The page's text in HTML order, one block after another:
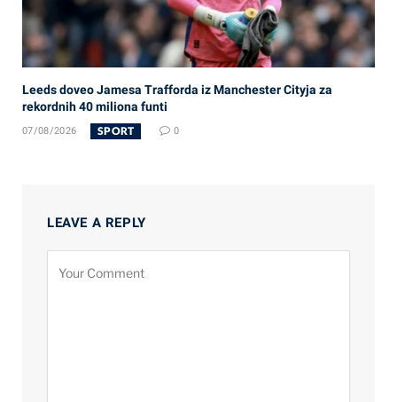
Leeds doveo Jamesa Trafforda iz Manchester Cityja za
rekordnih 40 miliona funti
07/08/2026 SPORT 0
LEAVE A REPLY